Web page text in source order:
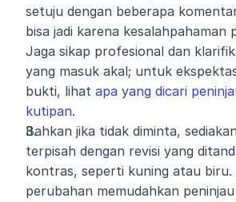
setuju dengan beberapa
bisa jadi karena kesalahpahaman
Jaga sikap profesional dan
yang masuk akal; untuk
bukti, lihat apa yang dicari
kutipan.
Bahkan jika tidak diminta,
terpisah dengan revisi yang
kontras, seperti kuning atau
perubahan memudahkan